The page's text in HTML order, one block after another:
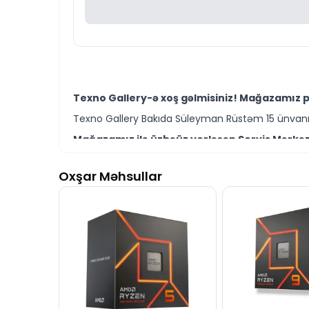
Texno Gallery-ə xoş gəlmisiniz!
Texno Gallery Bakıda Süleyman Rüstəm 15
Mağazamız ilə üzbəüz yerləşən Servis
Intel Xeon E5-2689 v4 Processor modelini
İstər server prosessorları, istərsə də digər
Seçim etməkdə məsləhətə ehtiyacınız varsa,
Intel Xeon E5-2689 v4 Processor modeli ilə
İş saatlarından kənar vaxtlarda bizimlə e-mail
Texno Gallery-ni seçdiyiniz üçün təşəkkür
Oxşar Məhsullar